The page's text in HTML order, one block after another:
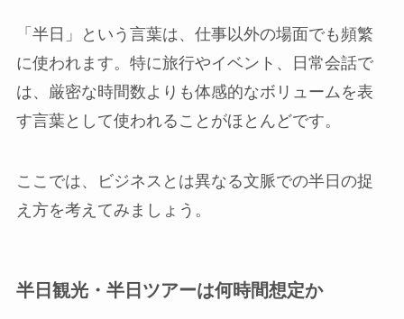
「半日」という言葉は、仕事以外の場面でも頻繁
に使われます。特に旅行やイベント、日常会話で
は、厳密な時間数よりも体感的なボリュームを表
す言葉として使われることがほとんどです。
ここでは、ビジネスとは異なる文脈での半日の捉
え方を考えてみましょう。
半日観光・半日ツアーは何時間想定か